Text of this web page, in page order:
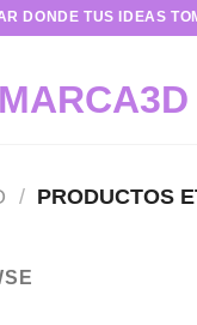
DONDE TUS IDEAS
/ PRODUCTOS